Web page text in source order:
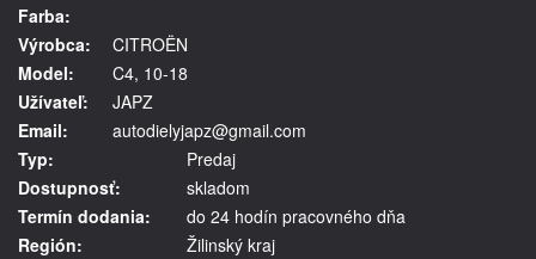
Farba:
Výrobca:
CITROËN
Model:
C4, 10-18
Užívateľ:
JAPZ
Email:
autodielyjapz@gmail.com
Typ:
Predaj
Dostupnosť:
skladom
Termín dodania:
do 24 hodín pracovného dňa
Región:
Žilinský kraj